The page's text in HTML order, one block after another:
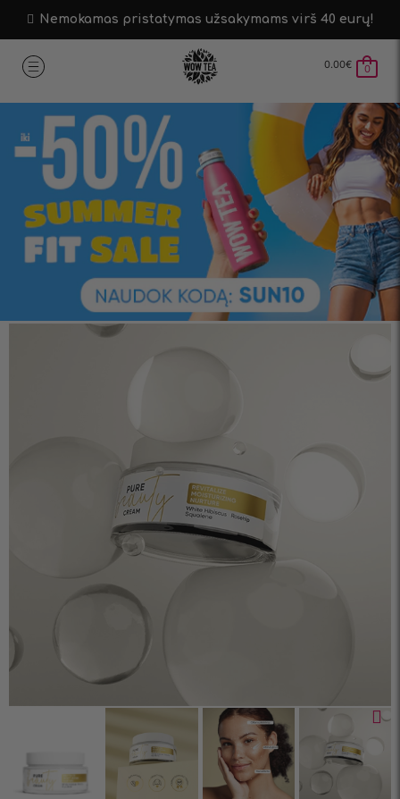
Nemokamas pristatymas užsakymams virš 40 eurų!
0.00€ 0